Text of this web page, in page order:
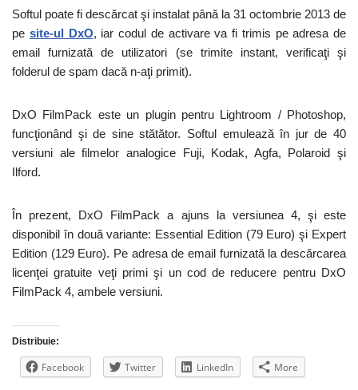
Softul poate fi descărcat şi instalat până la 31 octombrie 2013 de
pe site-ul DxO, iar codul de activare va fi trimis pe adresa de
email furnizată de utilizatori (se trimite instant, verificaţi şi
folderul de spam dacă n-aţi primit).
DxO FilmPack este un plugin pentru Lightroom / Photoshop,
funcţionând şi de sine stătător. Softul emulează în jur de 40
versiuni ale filmelor analogice Fuji, Kodak, Agfa, Polaroid şi
Ilford.
În prezent, DxO FilmPack a ajuns la versiunea 4, şi este
disponibil în două variante: Essential Edition (79 Euro) şi Expert
Edition (129 Euro). Pe adresa de email furnizată la descărcarea
licenţei gratuite veţi primi şi un cod de reducere pentru DxO
FilmPack 4, ambele versiuni.
Distribuie:
Facebook Twitter LinkedIn More